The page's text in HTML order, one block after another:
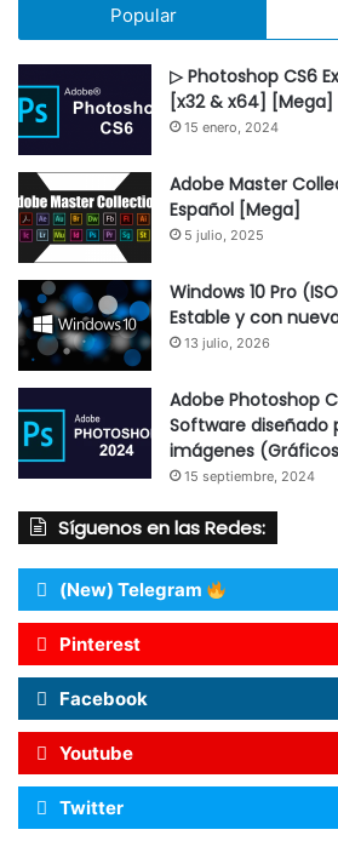
Popular
▷ Photoshop CS6
[x32 & x64] [Mega]
15 enero, 2024
Adobe Master
Español [Mega]
5 julio, 2025
Windows 10 Pro
Estable y con
13 julio, 2026
Adobe Photoshop
Software diseñado
imágenes
15 septiembre, 2024
Síguenos en las Redes:
(New) Telegram
Pinterest
Facebook
Youtube
Twitter